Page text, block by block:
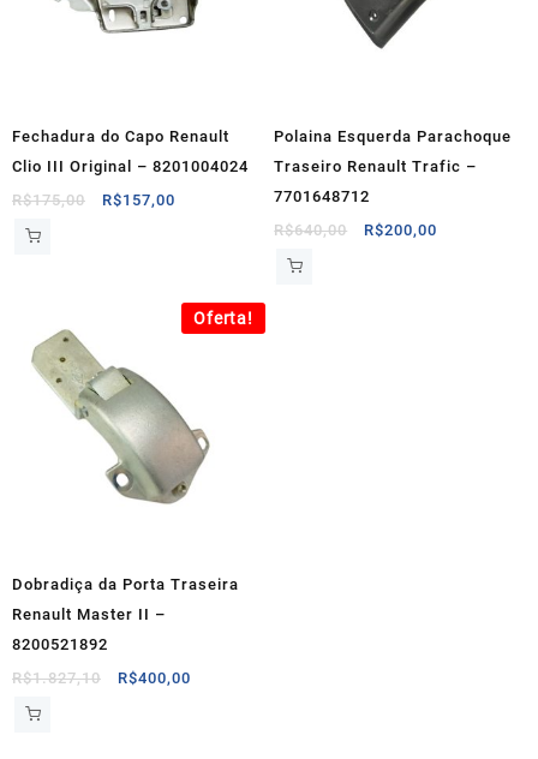
Fechadura do Capo Renault
Clio III Original – 8201004024
R$175,00
O
R$157,00
R$157,00.
Polaina Esquerda Parachoque
Traseiro Renault Trafic –
7701648712
R$640,00
O
R$200,00
Oferta!
Dobradiça da Porta Traseira
Renault Master II –
8200521892
R$1.827,10
O
R$400,00